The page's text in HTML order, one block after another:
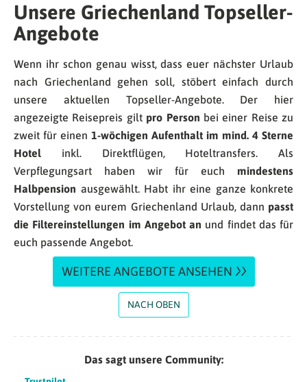
Unsere Griechenland Topseller-
Angebote
Wenn ihr schon genau wisst, dass euer nächster Urlaub
nach Griechenland gehen soll, stöbert einfach durch
unsere aktuellen Topseller-Angebote. Der hier
angezeigte Reisepreis gilt pro Person bei einer Reise zu
zweit für einen 1-wöchigen Aufenthalt im mind. 4 Sterne
Hotel inkl. Direktflügen, Hoteltransfers. Als
Verpflegungsart haben wir für euch mindestens
Halbpension ausgewählt. Habt ihr eine ganze konkrete
Vorstellung von eurem Griechenland Urlaub, dann passt
die Filtereinstellungen im Angebot an und findet das für
euch passende Angebot.
WEITERE ANGEBOTE ANSEHEN
NACH OBEN
Das sagt unsere Community: